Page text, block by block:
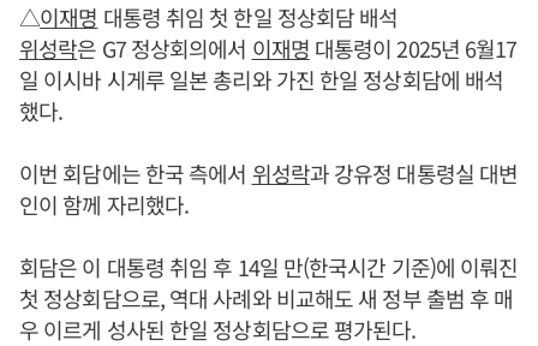
△이재명 대통령 취임 첫 한일 정상회담 배석
위성락은 G7 정상회의에서 이재명 대통령이 2025년 6월17
일 이시바 시게루 일본 총리와 가진 한일 정상회담에 배석
했다.
이번 회담에는 한국 측에서 위성락과 강유정 대통령실 대변
인이 함께 자리했다.
회담은 이 대통령 취임 후 14일 만(한국시간 기준)에 이뤄진
첫 정상회담으로, 역대 사례와 비교해도 새 정부 출범 후 매
우 이르게 성사된 한일 정상회담으로 평가된다.